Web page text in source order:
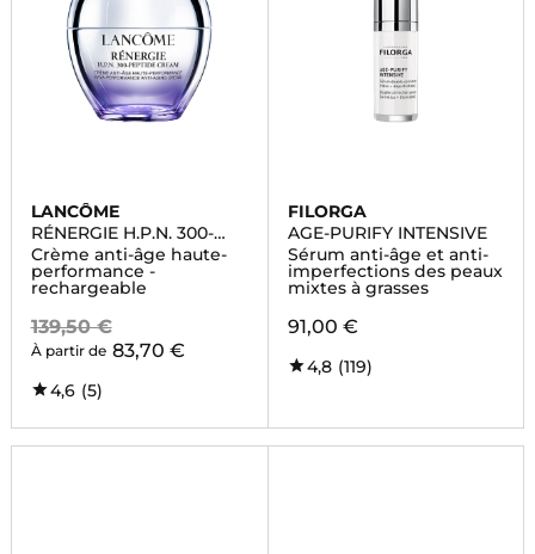
LANCÔME
RÉNERGIE H.P.N. 300-
PEPTIDE
Crème anti-âge haute-
performance -
rechargeable
139,50 €
À partir de 83,70 €
4,6 (5)
FILORGA
AGE-PURIFY INTENSIVE
Sérum anti-âge et anti-
imperfections des peaux
mixtes à grasses
91,00 €
4,8 (119)